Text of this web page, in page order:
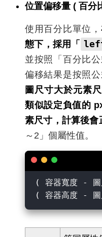
位置偏移量 ( 百分
使用百分比單位，
態下，採用「
並按照「百分比
偏移結果是按照
圖尺寸大於元素
類似設定負值的
素尺寸，計算後會
～2」個屬性值。
( 容器寬度 -